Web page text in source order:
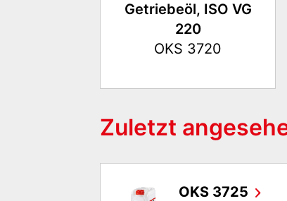
Getriebeöl, ISO VG
220
OKS 3720
Zuletzt
OKS 3725